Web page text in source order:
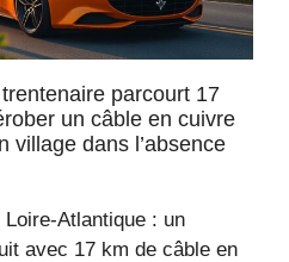
parcourt 17
un câble en cuivre
village dans l’absence
Atlantique : un
avec 17 km de câble en